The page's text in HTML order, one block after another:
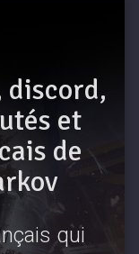
discord,
et
de
qui